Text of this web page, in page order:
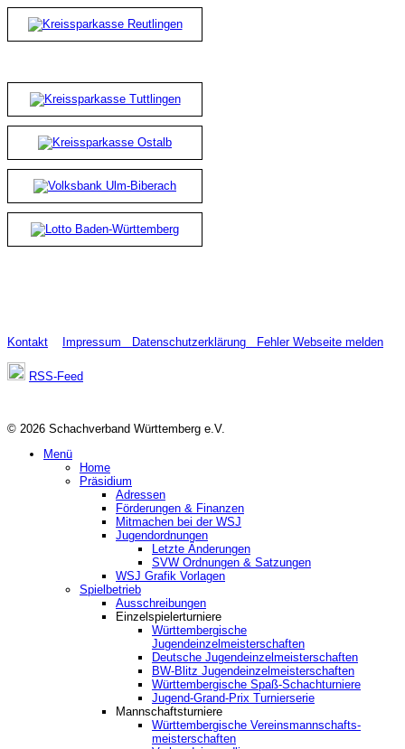
Kontakt Impressum Datenschutzerklärung Fehler Webseite melden
RSS-Feed
© 2026 Schachverband Württemberg e.V.
Menü
Home
Präsidium
Adressen
Förderungen & Finanzen
Mitmachen bei der WSJ
Jugendordnungen
Letzte Änderungen
SVW Ordnungen & Satzungen
WSJ Grafik Vorlagen
Spielbetrieb
Ausschreibungen
Einzelspielerturniere
Württembergische
Jugendeinzelmeisterschaften
Deutsche Jugendeinzelmeisterschaften
BW-Blitz Jugendeinzelmeisterschaften
Württembergische Spaß-Schachturniere
Jugend-Grand-Prix Turnierserie
Mannschaftsturniere
Württembergische Vereinsmannschafts-
meisterschaften